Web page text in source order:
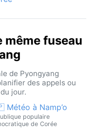
climatique et
même fuseau
de Pyongyang
des appels ou
jour.
à Namp’o
populaire
de Corée